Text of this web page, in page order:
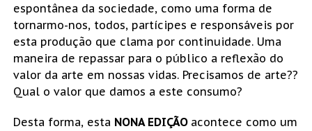
espontânea da sociedade, como uma forma de
tornarmo-nos, todos, partícipes e responsáveis por
esta produção que clama por continuidade. Uma
maneira de repassar para o público a reflexão do
valor da arte em nossas vidas. Precisamos de arte??
Qual o valor que damos a este consumo?
Desta forma, esta NONA EDIÇÃO acontece como um